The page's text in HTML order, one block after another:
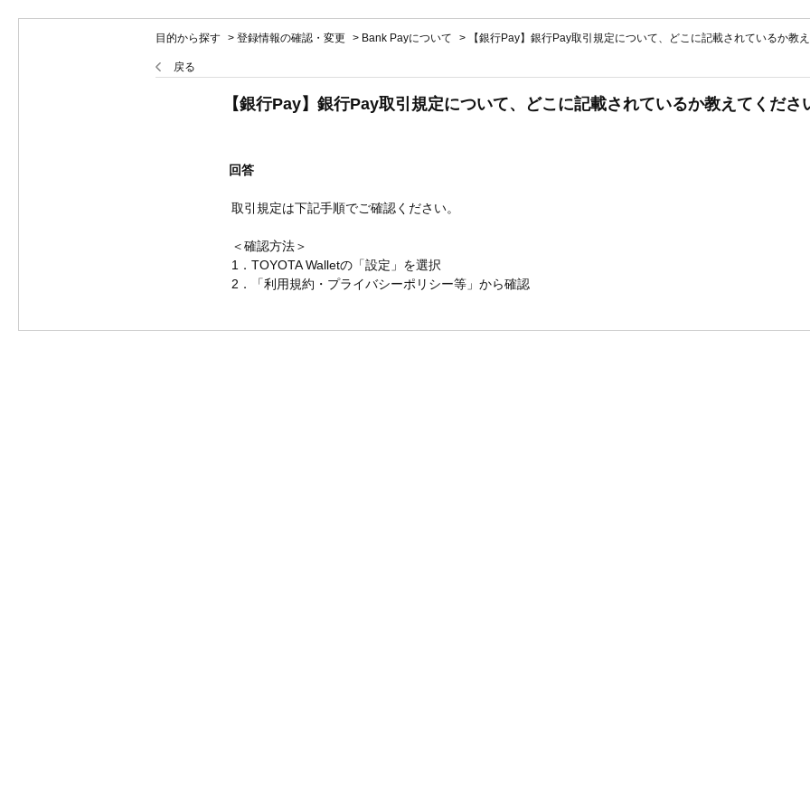
目的から探す > 登録情報の確認・変更 > Bank Payについて > 【銀行Pay】銀行Pay取引規定について、どこに記載されているか教え
戻る
【銀行Pay】銀行Pay取引規定について、どこに記載されているか教えてくださ
回答
取引規定は下記手順でご確認ください。
＜確認方法＞
1．TOYOTA Walletの「設定」を選択
2．「利用規約・プライバシーポリシー等」から確認